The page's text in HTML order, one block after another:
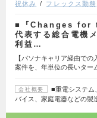
祝休み フレックス勤務
■『Changes for
代表する総合電機
利益…
【パソナキャリア経由で
案件を、年単位の長いター
会社概要
■重電システム
バイス、家庭電器などの製